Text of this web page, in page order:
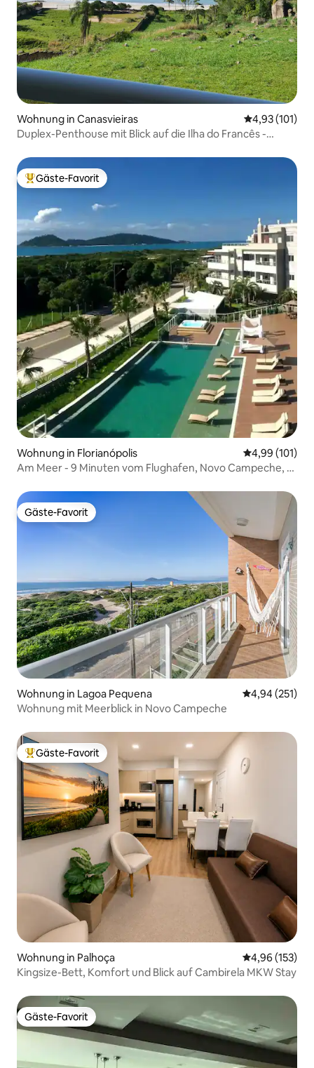
Wohnung in Canasvieiras
4,93 (101)
Duplex-Penthouse mit Blick auf die Ilha do Francês -
Beliebter Gäste-Favorit.
Gäste-Favorit
Wohnung in Florianópolis
4,99 (101)
Am Meer - 9 Minuten vom Flughafen, Novo Campeche, 2
Gäste-Favorit
Gäste-Favorit
Wohnung in Lagoa Pequena
4,94 (251)
Wohnung mit Meerblick in Novo Campeche
Beliebter Gäste-Favorit.
Gäste-Favorit
Wohnung in Palhoça
4,96 (153)
Kingsize-Bett, Komfort und Blick auf Cambirela MKW Stay
Gäste-Favorit
Gäste-Favorit